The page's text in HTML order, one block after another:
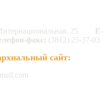
25
E-
факс: (3812) 25-37-03
сайт: